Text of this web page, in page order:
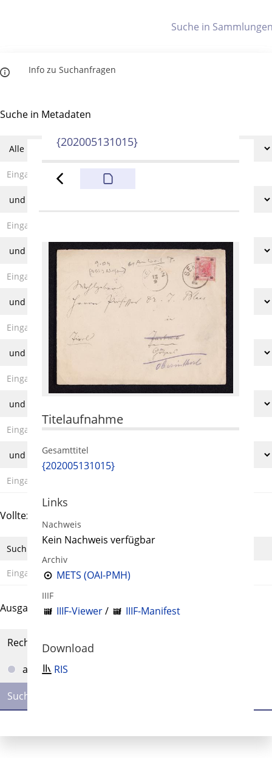
Letzte Trefferliste
Zuletzt gesucht
Info zu Suchanfragen
Suche in Metadaten
Volltext und Inhaltsverzeichnis
Suchbegriff
Ausgabe-Optionen
Rechtstrunkierung
an
aus
Titelindex
{202005131015}
Titelaufnahme
Gesamttitel
{202005131015}
Links
Nachweis
Kein Nachweis verfügbar
Archiv
METS (OAI-PMH)
IIIF
IIIF-Viewer/ IIIF-Manifest
Download
RIS